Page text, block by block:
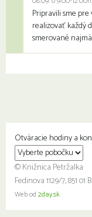
Pripravili sme
realizovať každý
smerované
Otváracie hodiny a
© Knižnica Petržalka
Fedinova 1129/7, 851 01
Web od 2day.sk